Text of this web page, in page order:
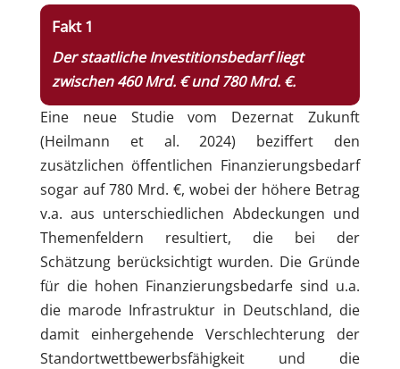
Fakt 1
Der staatliche Investitionsbedarf liegt
zwischen 460 Mrd. € und 780 Mrd. €.
Eine neue Studie vom Dezernat Zukunft
(Heilmann et al. 2024) beziffert den
zusätzlichen öffentlichen Finanzierungsbedarf
sogar auf 780 Mrd. €, wobei der höhere Betrag
v.a. aus unterschiedlichen Abdeckungen und
Themenfeldern resultiert, die bei der
Schätzung berücksichtigt wurden. Die Gründe
für die hohen Finanzierungsbedarfe sind u.a.
die marode Infrastruktur in Deutschland, die
damit einhergehende Verschlechterung der
Standortwettbewerbsfähigkeit und die